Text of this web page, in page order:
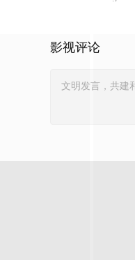
影视评论